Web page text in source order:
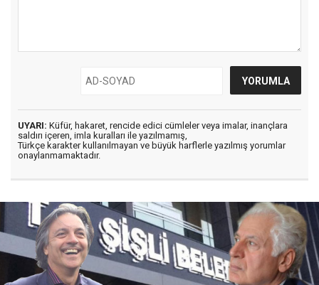
UYARI: Küfür, hakaret, rencide edici cümleler veya imalar, inançlara
saldırı içeren, imla kuralları ile yazılmamış,
Türkçe karakter kullanılmayan ve büyük harflerle yazılmış yorumlar
onaylanmamaktadır.